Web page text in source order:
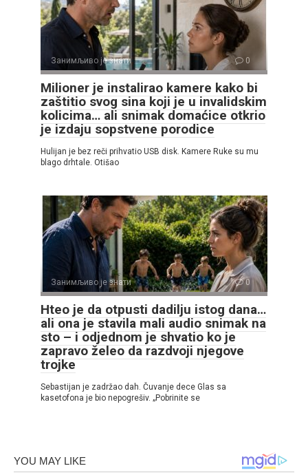
Занимљиво је знати 0
Milioner je instalirao kamere kako bi
zaštitio svog sina koji je u invalidskim
kolicima… ali snimak domaćice otkrio
je izdaju sopstvene porodice
Hulijan je bez reči prihvatio USB disk. Kamere Ruke su mu
blago drhtale. Otišao
Занимљиво је знати 0
Hteo je da otpusti dadilju istog dana…
ali ona je stavila mali audio snimak na
sto – i odjednom je shvatio ko je
zapravo želeo da razdvoji njegove
trojke
Sebastijan je zadržao dah. Čuvanje dece Glas sa
kasetofona je bio nepogrešiv. „Pobrinite se